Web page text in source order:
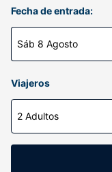
Fecha de entrada:
Sáb 8 Agosto
Viajeros
2 Adultos